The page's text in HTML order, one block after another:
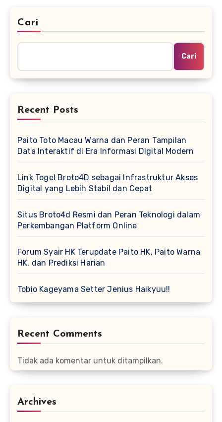
Cari
Cari
Recent Posts
Paito Toto Macau Warna dan Peran Tampilan
Data Interaktif di Era Informasi Digital Modern
Link Togel Broto4D sebagai Infrastruktur Akses
Digital yang Lebih Stabil dan Cepat
Situs Broto4d Resmi dan Peran Teknologi dalam
Perkembangan Platform Online
Forum Syair HK Terupdate Paito HK, Paito Warna
HK, dan Prediksi Harian
Tobio Kageyama Setter Jenius Haikyuu!!
Recent Comments
Tidak ada komentar untuk ditampilkan.
Archives